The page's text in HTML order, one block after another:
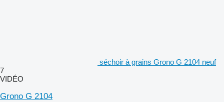
séchoir à grains Grono G 2104 neuf
7
VIDÉO
Grono G 2104